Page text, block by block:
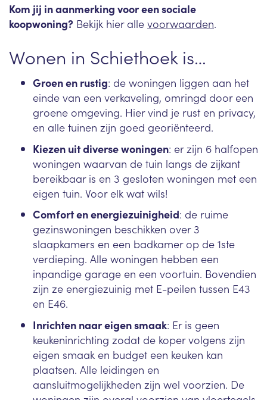
Kom jij in aanmerking voor een sociale
koopwoning? Bekijk hier alle voorwaarden.
Wonen in Schiethoek is…
Groen en rustig: de woningen liggen aan het
einde van een verkaveling, omringd door een
groene omgeving. Hier vind je rust en privacy,
en alle tuinen zijn goed georiënteerd.
Kiezen uit diverse woningen: er zijn 6 halfopen
woningen waarvan de tuin langs de zijkant
bereikbaar is en 3 gesloten woningen met een
eigen tuin. Voor elk wat wils!
Comfort en energiezuinigheid: de ruime
gezinswoningen beschikken over 3
slaapkamers en een badkamer op de 1ste
verdieping. Alle woningen hebben een
inpandige garage en een voortuin. Bovendien
zijn ze energiezuinig met E-peilen tussen E43
en E46.
Inrichten naareigensmaak: Er is geen
keukeninrichting zodat de koper volgens zijn
eigen smaak en budget een keuken kan
plaatsen. Alle leidingen en
aansluitmogelijkheden zijn wel voorzien. De